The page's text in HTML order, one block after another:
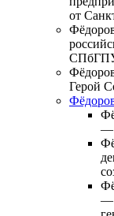
от
Герой
—
—